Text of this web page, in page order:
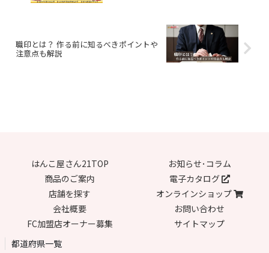
職印とは？ 作る前に知るべきポイントや
注意点も解説
はんこ屋さん21TOP
お知らせ･コラム
商品のご案内
電子カタログ
店舗を探す
オンラインショップ
会社概要
お問い合わせ
FC加盟店オーナー募集
サイトマップ
都道府県一覧